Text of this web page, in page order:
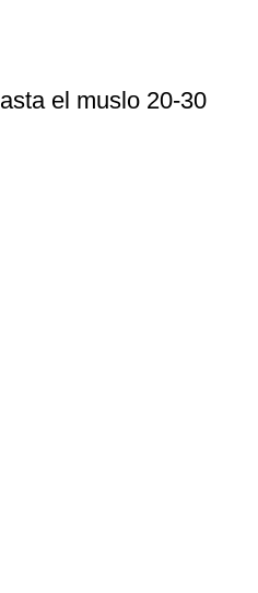
el muslo 20-30